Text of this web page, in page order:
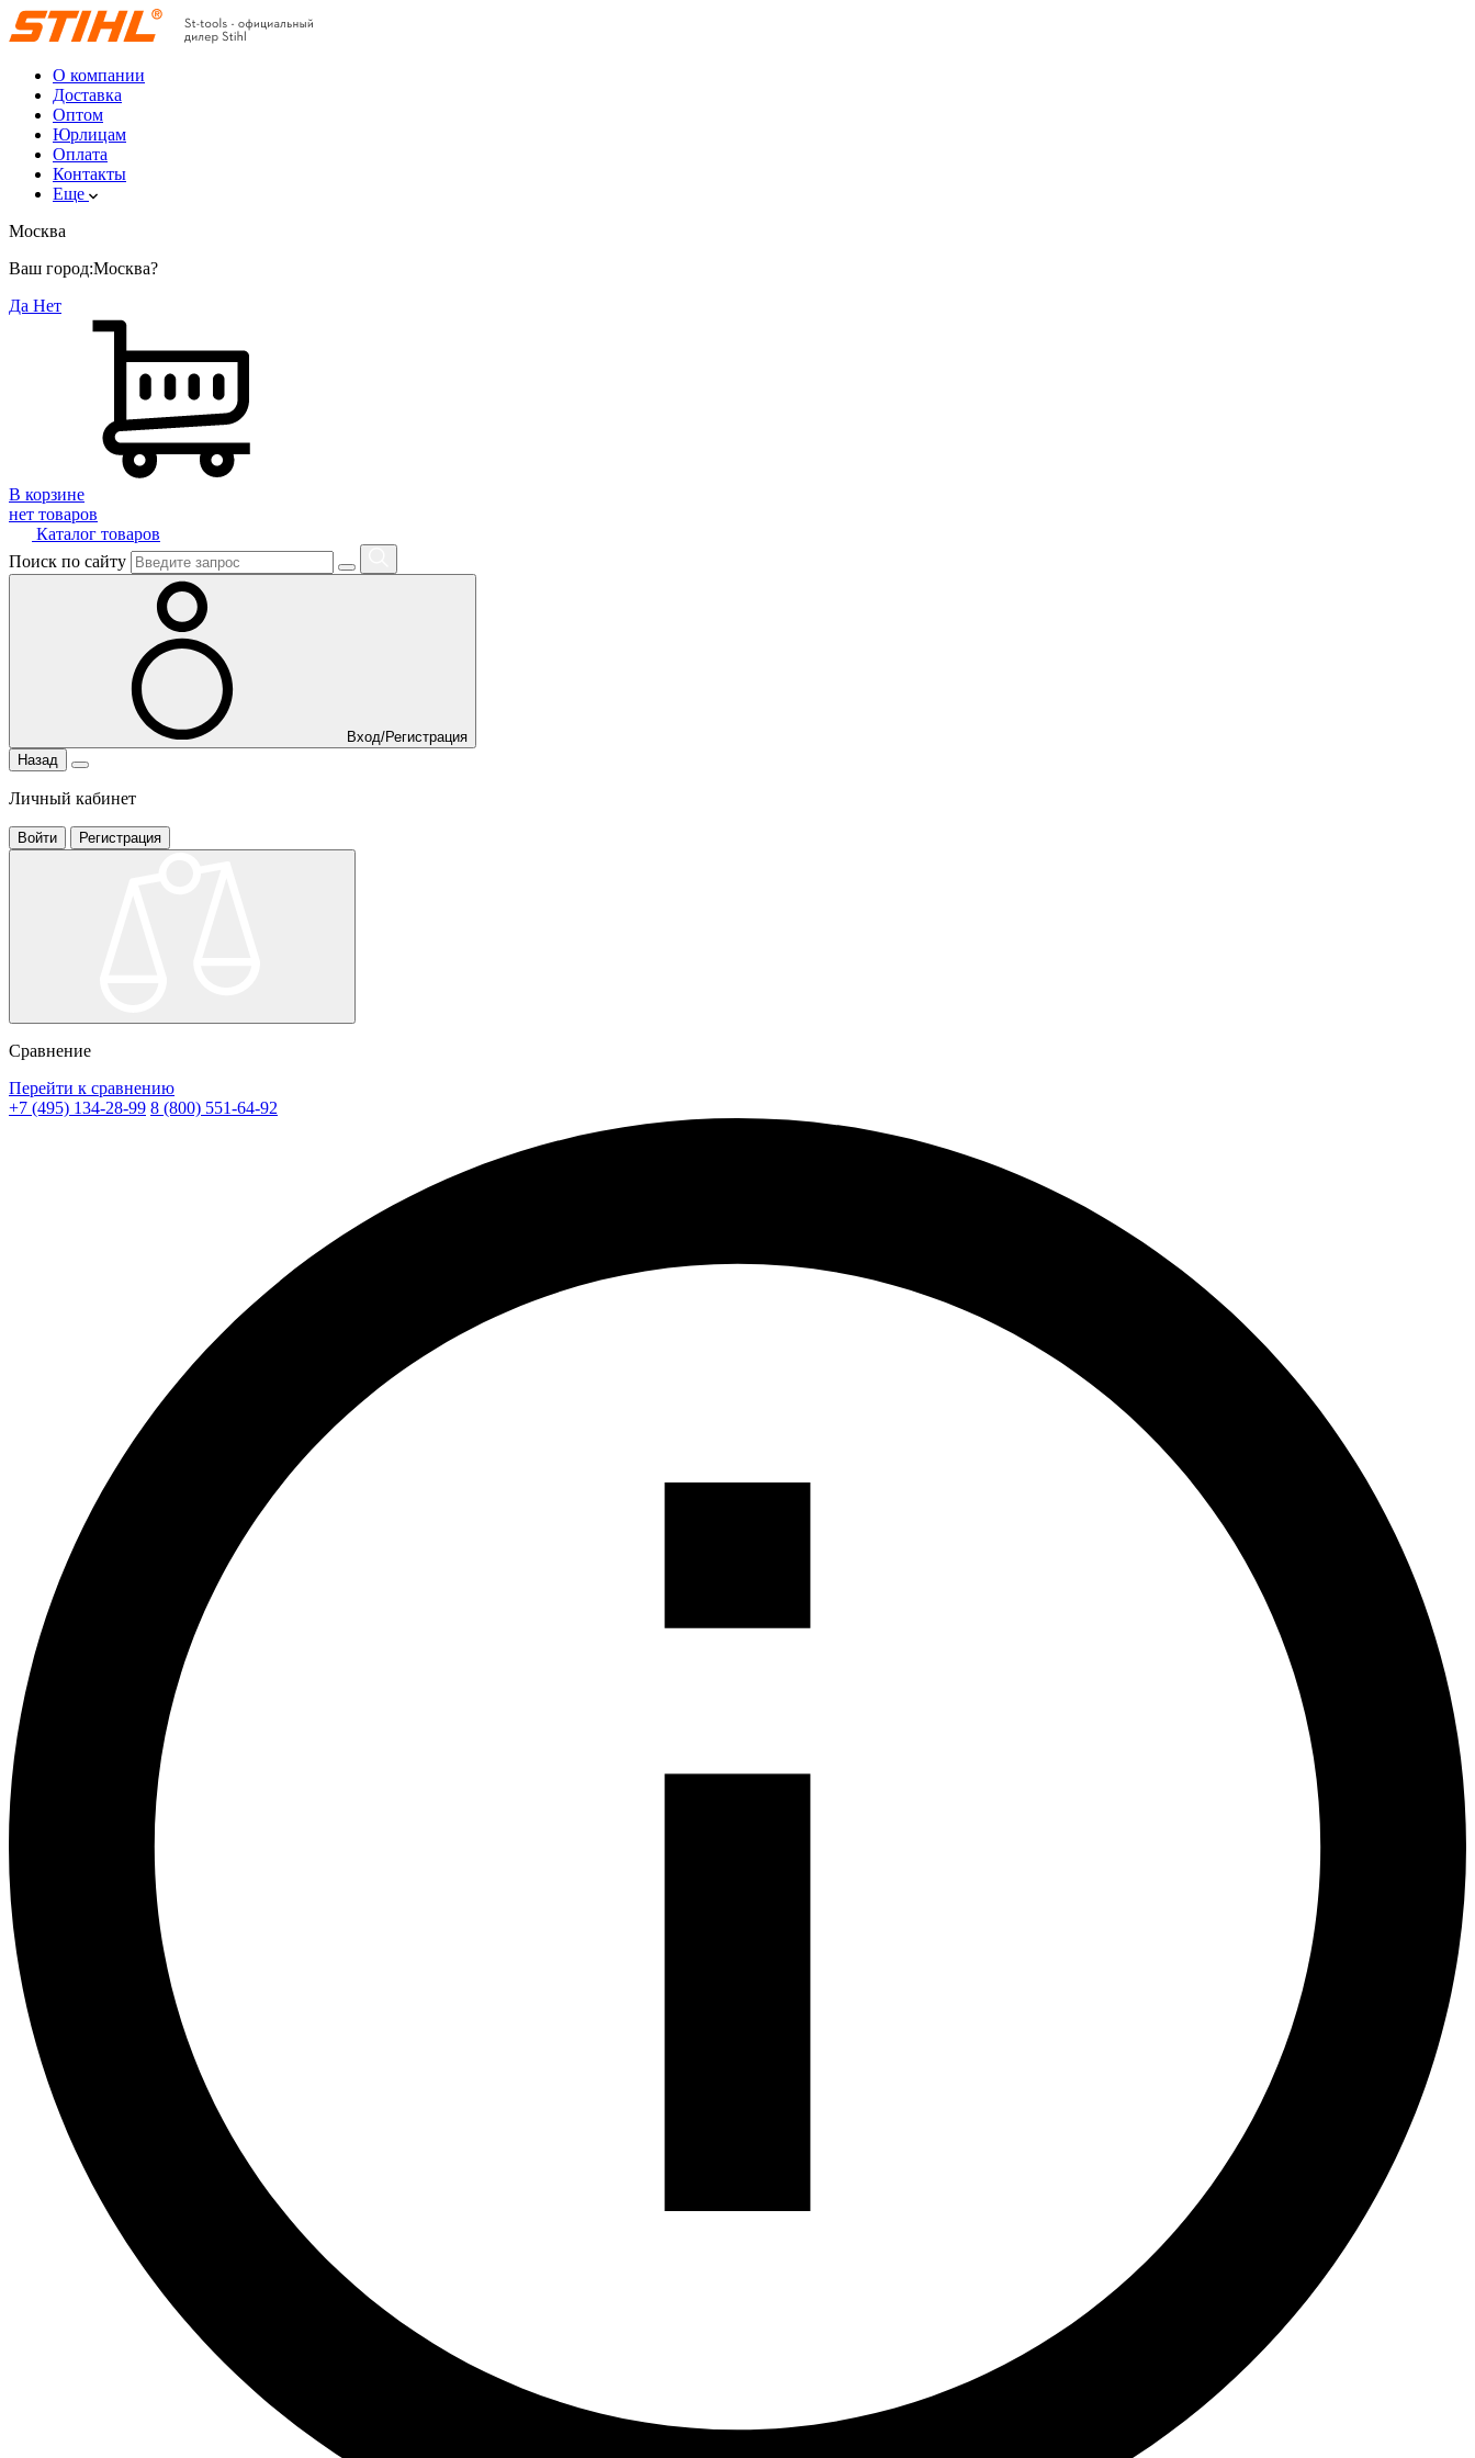
О компании
Доставка
Оптом
Юрлицам
Оплата
Контакты
Еще
Москва
Ваш город:Москва?
Да Нет
В корзине
нет товаров
Каталог товаров
Поиск по сайту
Вход/Регистрация
Назад
Личный кабинет
Войти Регистрация
Сравнение
Перейти к сравнению
+7 (495) 134-28-99 8 (800) 551-64-92